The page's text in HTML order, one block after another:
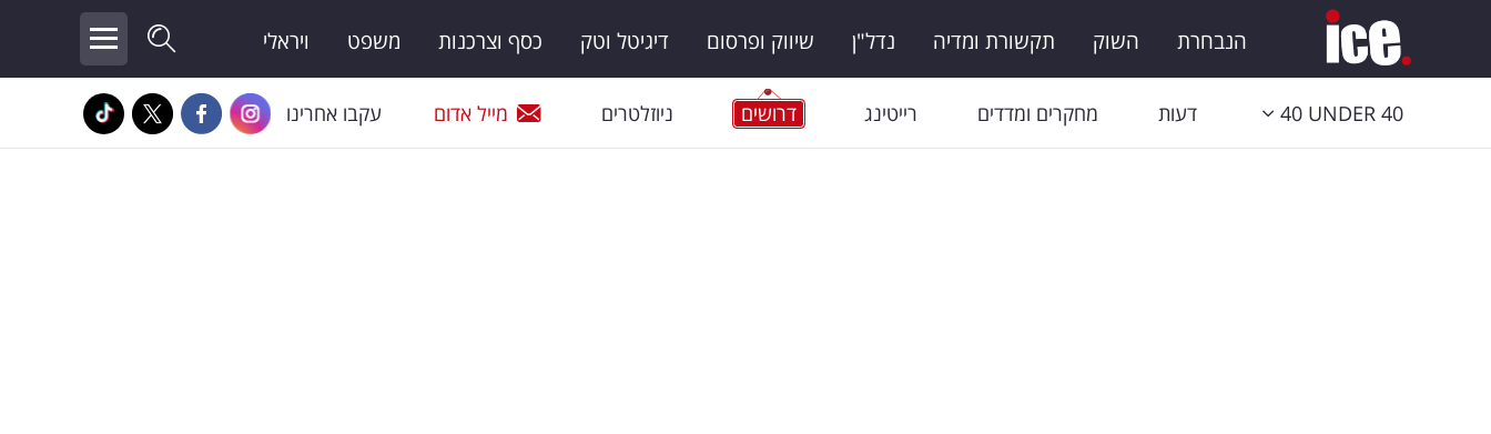
הנבחרת השוק תקשורת ומדיה נדל"ן שיווק ופרסום דיגיטל וטק כסף וצרכנות משפט ויראלי
40 UNDER 40 דעות מחקרים ומדדים רייטינג דרושים ניוזלטרים מייל אדום עקבו אחרינו